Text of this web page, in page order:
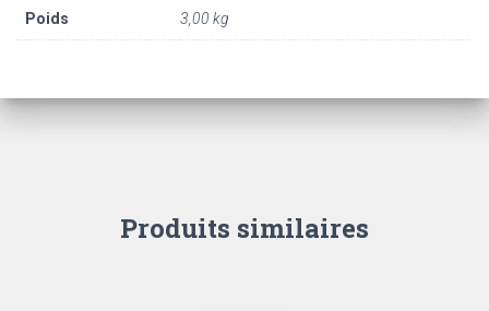
Poids 3,00 kg
Produits similaires